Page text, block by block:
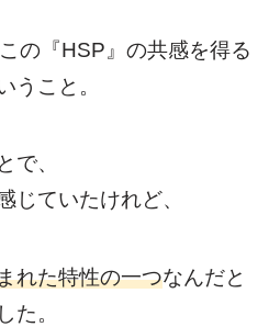
の『HSP』の共感を得る
うこと。
で、
じていたけれど、
れた特性の一つなんだと
た。